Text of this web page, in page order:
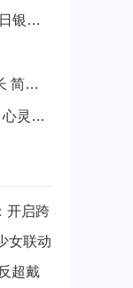
2025年宁夏地震最新消息：1月2日银川发生4.8级地震
黄彦蓉和陈文华辞任四川省副省长 简历资料照片
PG世界珍宝馆见证M4Max实力：心灵杀手2竟轻松跑出80FPS！
开启跨
女联动
超戴